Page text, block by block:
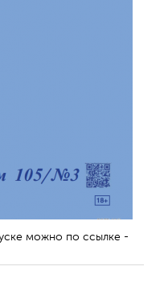
можно по ссылке -